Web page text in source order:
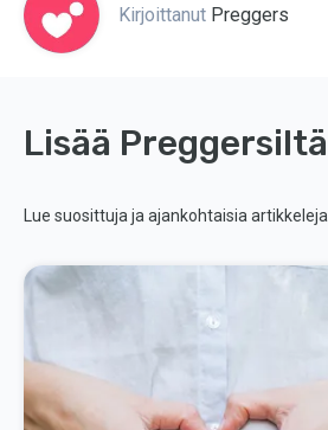
Kirjoittanut Preggers
Lisää Preggersiltä
Lue suosittuja ja ajankohtaisia artikkeleja.